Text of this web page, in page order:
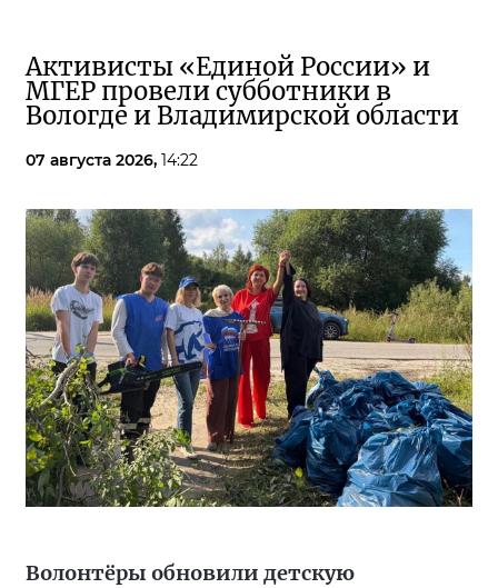
Активисты «Единой России» и
МГЕР провели субботники в
Вологде и Владимирской области
07 августа 2026, 14:22
Волонтёры обновили детскую